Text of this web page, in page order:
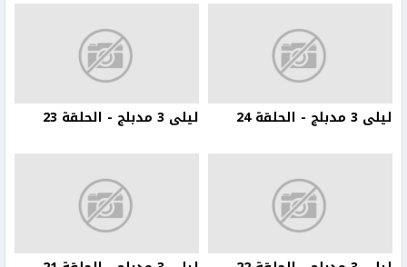
ليلى 3 مدبلج - الحلقة 24 ليلى 3 مدبلج - الحلقة 23